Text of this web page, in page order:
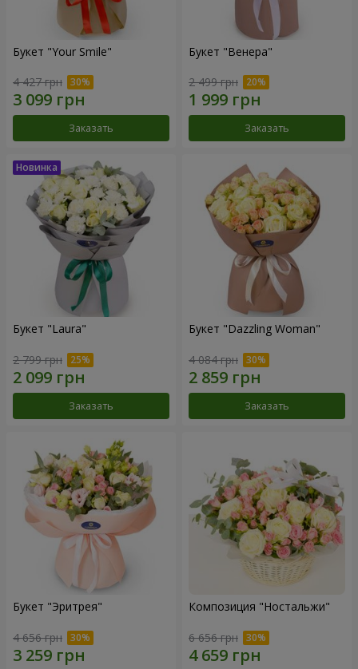
Букет "Your Smile"
4 427 грн
Заказать
Букет "Венера"
2 499 грн
Заказать
Букет "Laura"
2 799 грн
Заказать
Букет "Dazzling Woman"
4 084 грн
Заказать
Букет "Эритрея"
4 656 грн
Композиция "Ностальжи"
6 656 грн